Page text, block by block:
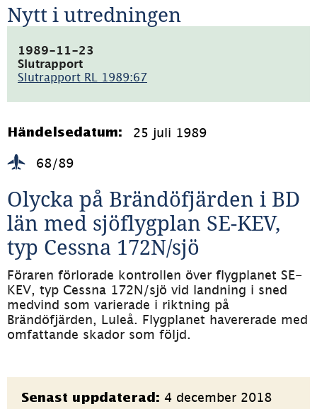
Nytt i utredningen
1989-11-23
Slutrapport
Slutrapport RL 1989:67
4.9MB)
Händelsedatum: 25 juli 1989
68/89
Olycka på Brändöfjärden i BD
län med sjöflygplan SE-KEV,
typ Cessna 172N/sjö
Föraren förlorade kontrollen över flygplanet SE-
KEV, typ Cessna 172N/sjö vid landning i sned
medvind som varierade i riktning på
Brändöfjärden, Luleå. Flygplanet havererade med
omfattande skador som följd.
Sidinformation
Senast uppdaterad: 4 december 2018